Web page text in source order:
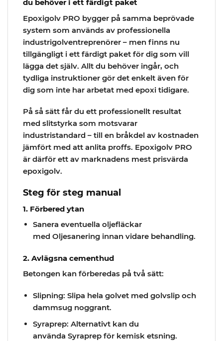
du behöver i ett färdigt paket
Epoxigolv PRO bygger på samma beprövade
system som används av professionella
industrigolventreprenörer – men finns nu
tillgängligt i ett färdigt paket för dig som vill
lägga det själv. Allt du behöver ingår, och
tydliga instruktioner gör det enkelt även för
dig som inte har arbetat med epoxi tidigare.
På så sätt får du ett professionellt resultat
med slitstyrka som motsvarar
industristandard – till en bråkdel av kostnaden
jämfört med att anlita proffs. Epoxigolv PRO
är därför ett av marknadens mest prisvärda
epoxigolv.
Steg för steg manual
1. Förbered ytan
Sanera eventuella oljefläckar
med Oljesanering innan vidare behandling.
2. Avlägsna cementhud
Betongen kan förberedas på två sätt:
Slipning: Slipa hela golvet med golvslip och
dammsug noggrant.
Syraprep: Alternativt kan du
använda Syraprep för kemisk etsning.